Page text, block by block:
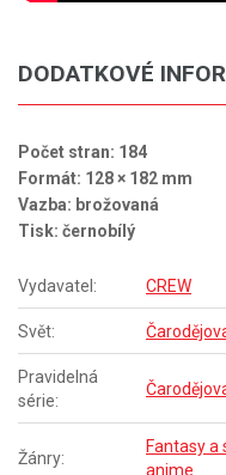
DODATKOVÉ
Počet stran: 184
Formát: 128 × 182 mm
Vazba: brožovaná
Tisk: černobílý
Vydavatel: CREW
Svět:
Pravidelná
série:
Žánry:
Fantasy a
anime